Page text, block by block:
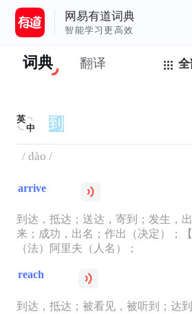
网易有道词典
智能学习更高效
词典 翻译
英
中
/ dào /
arrive
到达，抵达；送达，寄到；发生，
来；成功，出名；作出（决定）；【
（法）阿里夫（人名）；
reach
到达，抵达；被看见，被听到；达